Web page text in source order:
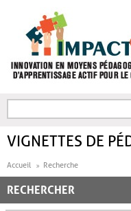
FORMULAIRE DE
VIGNETTES DE
Accueil Recherche
RECHERCHER